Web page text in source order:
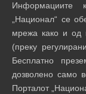
Информациите
„Национал“ се
мрежа како и од
(преку
Бесплатно
дозволено само
Порталот